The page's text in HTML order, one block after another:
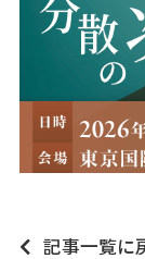
記事一覧に